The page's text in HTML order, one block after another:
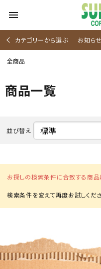
menu
カテゴリーから選ぶ お知らせ
全商品
商品一覧
並び替え
お探しの検索条件に合致する商品